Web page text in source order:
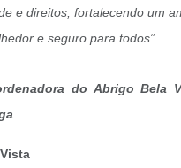
e direitos, fortalecendo um
e seguro para todos”.
do Abrigo Bela